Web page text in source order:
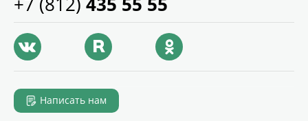
Написать нам